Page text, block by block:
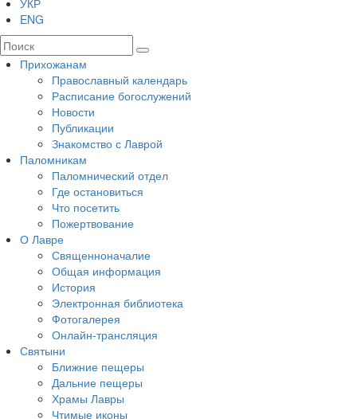
УКР
ENG
Прихожанам
Православный календарь
Расписание богослужений
Новости
Публикации
Знакомство с Лаврой
Паломникам
Паломнический отдел
Где остановиться
Что посетить
Пожертвование
О Лавре
Священноначалие
Общая информация
История
Электронная библиотека
Фотогалерея
Онлайн-трансляция
Святыни
Ближние пещеры
Дальние пещеры
Храмы Лавры
Чтимые иконы